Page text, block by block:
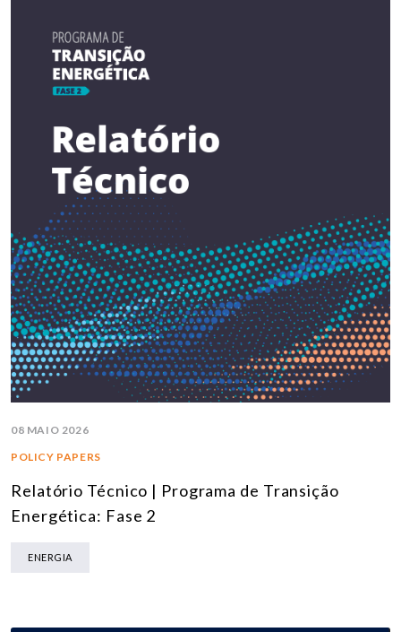
08 MAIO 2026
POLICY PAPERS
Relatório Técnico | Programa de Transição
Energética: Fase 2
ENERGIA